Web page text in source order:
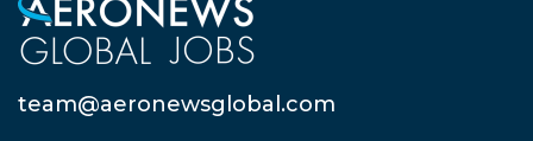
team@aeronewsglobal.com